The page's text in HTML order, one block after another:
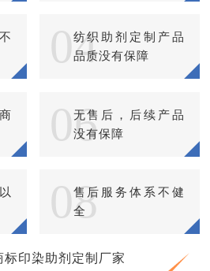
04
纺织助剂定制产品
品质没有保障
06无售后，后续产品
没有保障
08
售后服务体系不健
全
标印染助剂定制厂家